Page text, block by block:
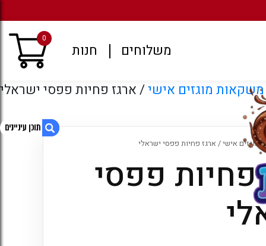
1. ארגז פחיות פפסי ישראלי
משלוחים חנות
0
משקאות מוגזים אישי/ ארגז פחיות פפסי ישראלי
מוגזים אישי/ ארגז פחיות פפסי ישראלי
פחיות פפסי